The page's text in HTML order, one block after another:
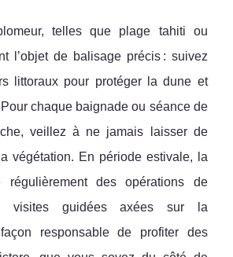
telles que plage tahiti ou
l’objet de balisage précis : suivez
littoraux pour protéger la dune et
Pour chaque baignade ou séance de
veillez à ne jamais laisser de
végétation. En période estivale, la
régulièrement des opérations de
visites guidées axées sur la
responsable de profiter des